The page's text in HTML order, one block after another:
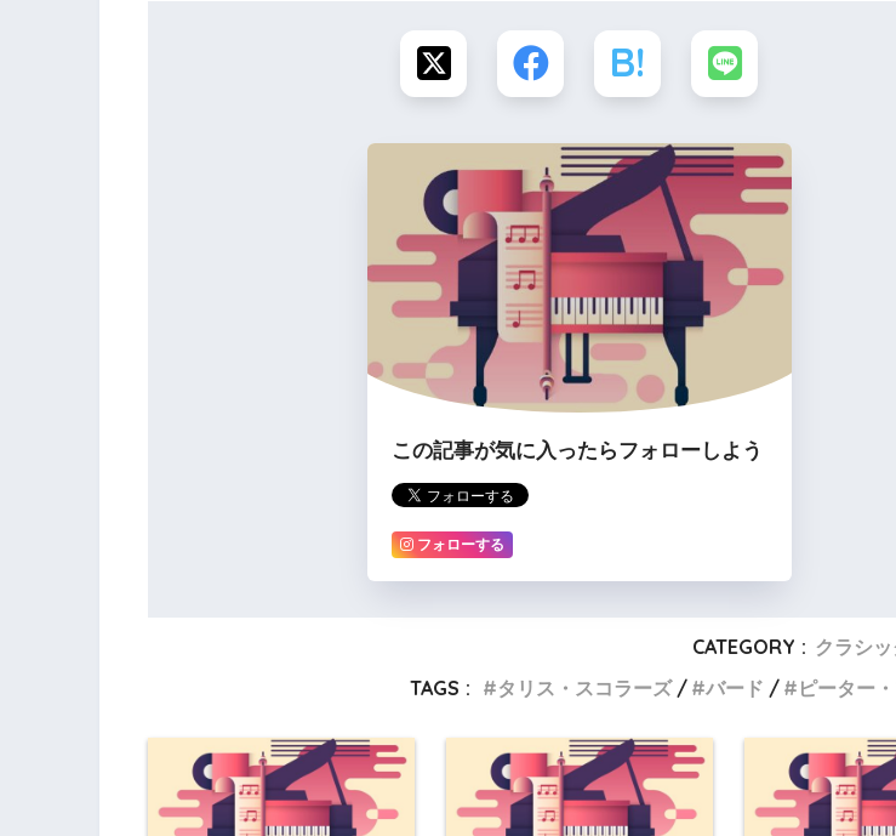
この記事が気に入ったらフォローしよう
フォローする
CATEGORY : クラシ
TAGS :
タリス・スコラーズ バード ピーター